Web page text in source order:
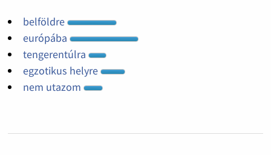
belföldre
európába
tengerentúlra
egzotikus helyre
nem utazom